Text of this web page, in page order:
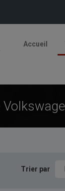
Accueil
Trier par